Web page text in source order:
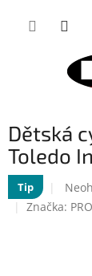
Dětská
Toledo
Tip
Značka: